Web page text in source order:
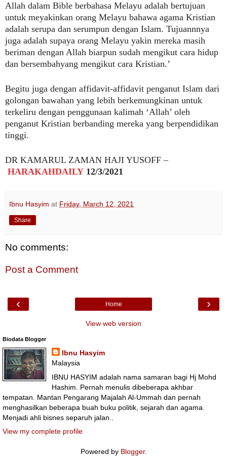
Allah dalam Bible berbahasa Melayu adalah bertujuan
untuk meyakinkan orang Melayu bahawa agama Kristian
adalah serupa dan serumpun dengan Islam. Tujuannnya
juga adalah supaya orang Melayu yakin mereka masih
beriman dengan Allah biarpun sudah mengikut cara hidup
dan bersembahyang mengikut cara Kristian.’
Begitu juga dengan affidavit-affidavit penganut Islam dari
golongan bawahan yang lebih berkemungkinan untuk
terkeliru dengan penggunaan kalimah ‘Allah’ oleh
penganut Kristian berbanding mereka yang berpendidikan
tinggi.
DR KAMARUL ZAMAN HAJI YUSOFF –
HARAKAHDAILY 12/3/2021
Ibnu Hasyim at Friday, March 12, 2021
Share
No comments:
Post a Comment
‹ ›
Home
View web version
Biodata Blogger
Ibnu Hasyim
Malaysia
IBNU HASYIM adalah nama samaran bagi Hj Mohd
Hashim. Pernah menulis dibeberapa akhbar
tempatan. Mantan Pengarang Majalah Al-Ummah dan pernah
menghasilkan beberapa buah buku politik, sejarah dan agama.
Menjadi ahli bisnes separuh jalan..
View my complete profile
Powered by Blogger.